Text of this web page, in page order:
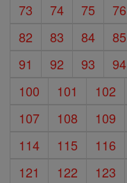
73
74 75 76
82
83 84 85
91
92 93 94
100
101 102
107
108 109
114
115 116
121
122 123